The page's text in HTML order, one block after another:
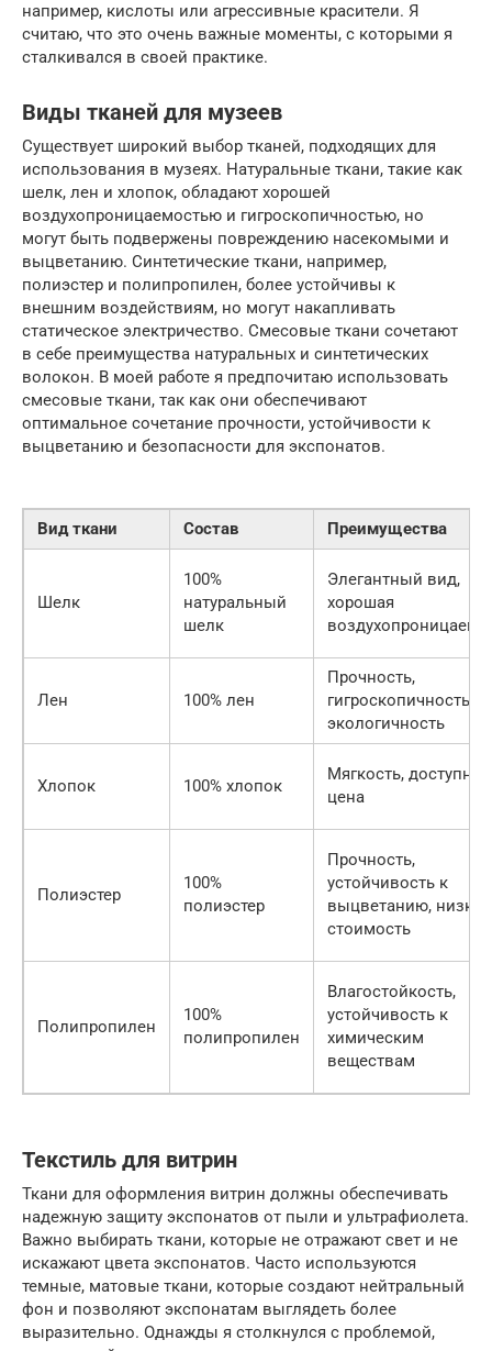
например, кислоты или агрессивные красители. Я
считаю, что это очень важные моменты, с которыми я
сталкивался в своей практике.
Виды тканей для музеев
Существует широкий выбор тканей, подходящих для
использования в музеях. Натуральные ткани, такие как
шелк, лен и хлопок, обладают хорошей
воздухопроницаемостью и гигроскопичностью, но
могут быть подвержены повреждению насекомыми и
выцветанию. Синтетические ткани, например,
полиэстер и полипропилен, более устойчивы к
внешним воздействиям, но могут накапливать
статическое электричество. Смесовые ткани сочетают
в себе преимущества натуральных и синтетических
волокон. В моей работе я предпочитаю использовать
смесовые ткани, так как они обеспечивают
оптимальное сочетание прочности, устойчивости к
выцветанию и безопасности для экспонатов.
Вид ткани Состав Преимущества
Шелк
100%
натуральный
шелк
Элегантный вид,
хорошая
Лен 100% лен
Прочность,
гигроскопичность,
экологичность
Хлопок 100% хлопок
Мягкость, доступная
цена
Полиэстер
100%
полиэстер
Прочность,
устойчивость к
выцветанию, низкая
стоимость
Полипропилен
100%
полипропилен
Влагостойкость,
устойчивость к
химическим
веществам
Текстиль для витрин
Ткани для оформления витрин должны обеспечивать
надежную защиту экспонатов от пыли и ультрафиолета.
Важно выбирать ткани, которые не отражают свет и не
искажают цвета экспонатов. Часто используются
темные, матовые ткани, которые создают нейтральный
фон и позволяют экспонатам выглядеть более
выразительно. Однажды я столкнулся с проблемой,